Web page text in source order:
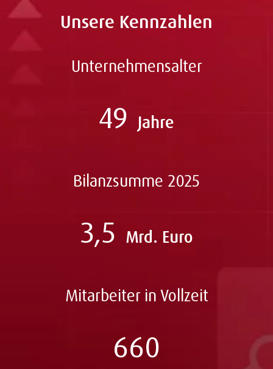
Unsere Kennzahlen
Unternehmensalter
49 Jahre
Bilanzsumme 2025
3,5 Mrd. Euro
Mitarbeiter in Vollzeit
660